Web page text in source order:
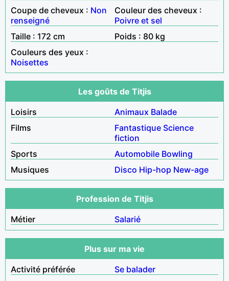
Coupe de cheveux : Non
renseigné
Couleur des cheveux :
Poivre et sel
Taille : 172 cm
Poids : 80 kg
Couleurs des yeux :
Noisettes
Les goûts de Titjis
Loisirs
Animaux Balade
Films
Fantastique Science
fiction
Sports
Automobile Bowling
Musiques
Disco Hip-hop New-age
Profession de Titjis
Métier
Salarié
Plus sur ma vie
Activité préférée
Se balader